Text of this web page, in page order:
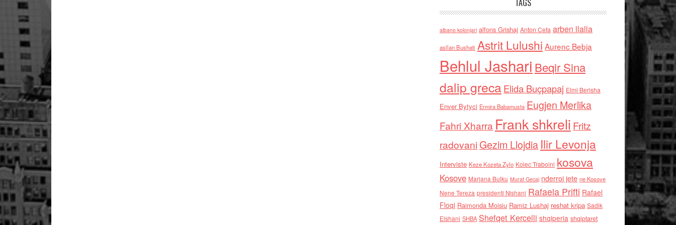
TAGS
albano kolonjari alfons Grishaj Anton Cefa arben llalla
asllan Bushati Astrit Lulushi Aurenc Bebja
Behlul Jashari Beqir Sina
dalip grecaElida Buçpapaj Elmi Berisha
Enver Bytyci Ermira Babamusta Eugjen Merlika
Fahri Xharra Frank shkreli Fritz
radovaniGezim Llojdia Ilir Levonja
Interviste Keze Kozeta Zylo Kolec Traboini kosova
Kosove Marjana Bulku Murat Gecaj nderroi jete ne Kosove
Nene Tereza presidenti Nishani Rafaela Prifti Rafael
Floqi Raimonda Moisiu Ramiz Lushaj reshat kripa Sadik
Elshani SHBA Shefqet Kercelli shqiperia shqiptaret